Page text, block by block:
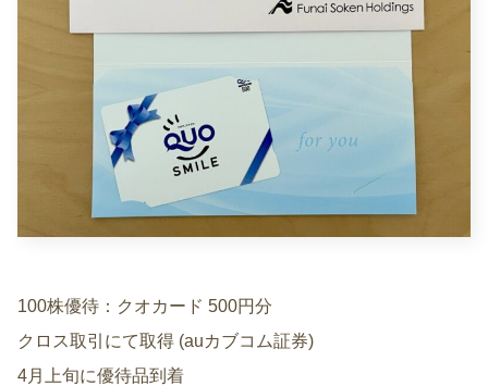
100株優待：クオカード 500円分
クロス取引にて取得 (auカブコム証券)
4月上旬に優待品到着